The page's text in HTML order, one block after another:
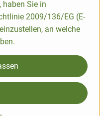
im Norden
dass alle etwas davon
haben Sie in
2009/136/EG (E-
an welche